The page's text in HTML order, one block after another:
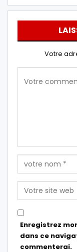
Votre
Enregistrez
dans ce
commenterai.